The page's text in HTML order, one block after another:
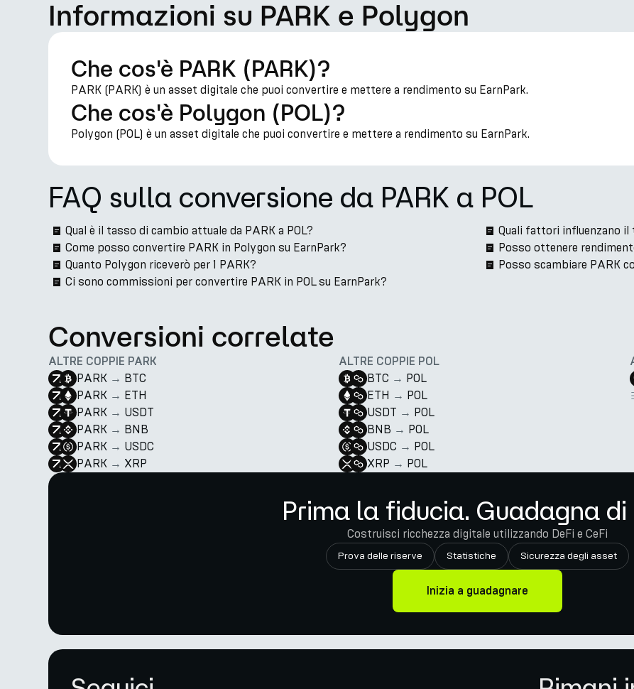
Informazioni su PARK e Polygon
Che cos'è PARK (PARK)?
PARK (PARK) è un asset digitale che puoi convertire e mettere a rendimento su EarnPark.
Che cos'è Polygon (POL)?
Polygon (POL) è un asset digitale che puoi convertire e mettere a rendimento su EarnPark.
FAQ sulla conversione da PARK a POL
Qual è il tasso di cambio attuale da PARK a POL?
Come posso convertire PARK in Polygon su EarnPark?
Quanto Polygon riceverò per 1 PARK?
Ci sono commissioni per convertire PARK in POL su EarnPark?
Quali fattori influenzano il
Posso ottenere
Posso scambiare PARK
Conversioni correlate
ALTRE COPPIE PARK
PARK → BTC
PARK → ETH
PARK → USDT
PARK → BNB
PARK → USDC
PARK → XRP
ALTRE COPPIE POL
BTC → POL
ETH → POL
USDT → POL
BNB → POL
USDC → POL
XRP → POL
Prima la fiducia. Guadagna di
Costruisci ricchezza digitale utilizzando DeFi e CeFi
Prova delle riserve Statistiche Sicurezza degli asset
Inizia a guadagnare